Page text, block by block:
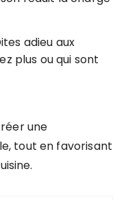
adieu aux
plus ou qui sont
une
tout en favorisant